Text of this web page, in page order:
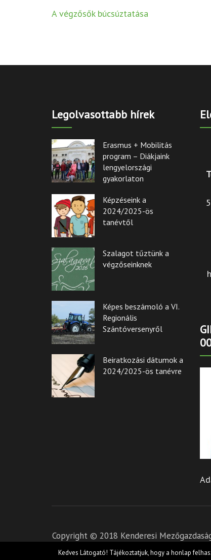
Post
A végzősők búcsúztatása
Legolvasottabb hírek
Erasmus + Mobilitás
program – Diákjaink
lengyelországi
gyakorlaton
Képzéseink a
2024/2025-ös
tanévtől
Szalagot tűztünk a
végzőseinknek
Képes beszámoló a VI.
Regionális
Szántóversenyről
Beiratkozási dátumok a
2024/2025-ös tanévre
Copyright © 2018 Kenderesi
Kedves Látogató! Tájékoztatjuk, hogy a honlap